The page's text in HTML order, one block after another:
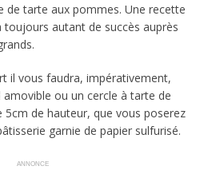
de tarte aux pommes. Une recette
autant de succès auprès
il vous faudra, impérativement,
ou un cercle à tarte de
5cm de hauteur, que vous poserez
garnie de papier sulfurisé.
ANNONCE